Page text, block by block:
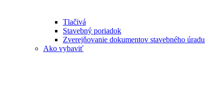
Tlačivá
Stavebný poriadok
Zverejňovanie dokumentov stavebného úradu
Ako vybaviť